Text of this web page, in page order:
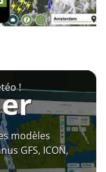
!
modèles
GFS, ICON,